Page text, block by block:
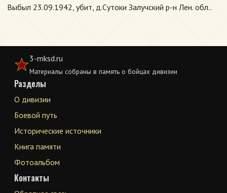
Выбыл 23.09.1942, убит, д.Сутоки Залучский р-н Лен. обл..
3-mksd.ru
Материалы собраны в память о бойцах дивизии
Разделы
О дивизии
Боевой путь
Исторические источники
Книга памяти
Фотоальбом
Контакты